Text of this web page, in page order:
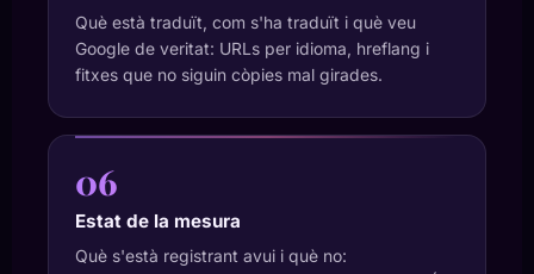
Què està traduït, com s'ha traduït i què veu
Google de veritat: URLs per idioma, hreflang i
fitxes que no siguin còpies mal girades.
06
Estat de la mesura
Què s'està registrant avui i què no: